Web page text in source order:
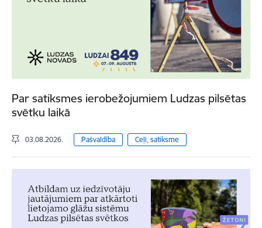
Par satiksmes ierobežojumiem Ludzas pilsētas
svētku laikā
03.08.2026. Pašvaldība Ceļi, satiksme